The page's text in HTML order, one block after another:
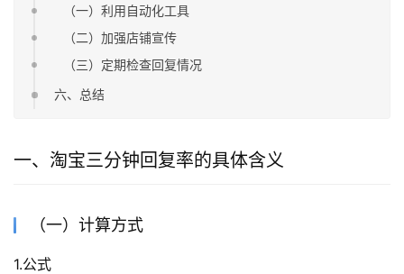
（一）利用自动化工具
（二）加强店铺宣传
（三）定期检查回复情况
六、总结
一、淘宝三分钟回复率的具体含义
（一）计算方式
1.公式